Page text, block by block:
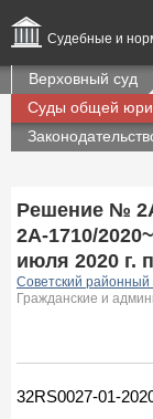
Судебные и
Верховный суд
Суды общей
Решение №
2А-1710/
июля 2020 г.
Советский районный
Гражданские и
32RS0027-01-